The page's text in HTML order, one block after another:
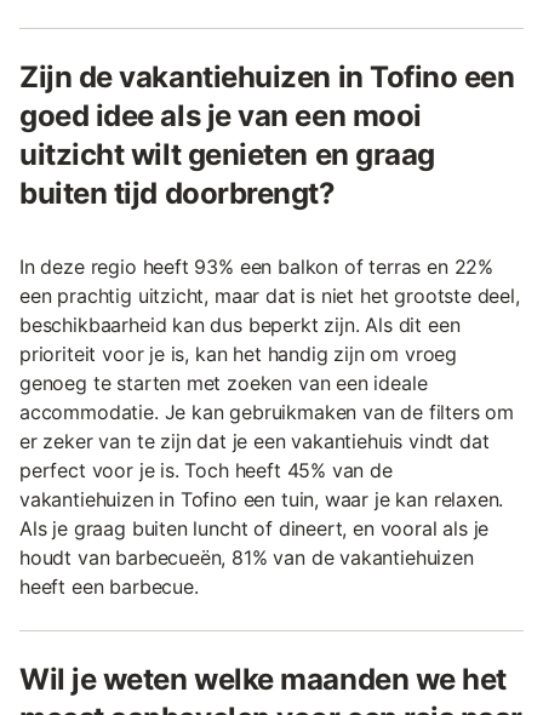
Zijn de vakantiehuizen in Tofino een
goed idee als je van een mooi
uitzicht wilt genieten en graag
buiten tijd doorbrengt?
In deze regio heeft 93% een balkon of terras en 22%
een prachtig uitzicht, maar dat is niet het grootste deel,
beschikbaarheid kan dus beperkt zijn. Als dit een
prioriteit voor je is, kan het handig zijn om vroeg
genoeg te starten met zoeken van een ideale
accommodatie. Je kan gebruikmaken van de filters om
er zeker van te zijn dat je een vakantiehuis vindt dat
perfect voor je is. Toch heeft 45% van de
vakantiehuizen in Tofino een tuin, waar je kan relaxen.
Als je graag buiten luncht of dineert, en vooral als je
houdt van barbecueën, 81% van de vakantiehuizen
heeft een barbecue.
Wil je weten welke maanden we het